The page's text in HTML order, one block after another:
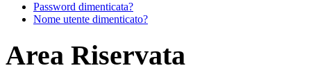
Password dimenticata?
Nome utente dimenticato?
Area Riservata